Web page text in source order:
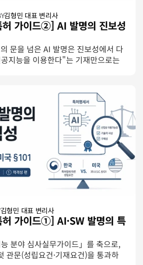
김형민 대표 변리사
허 가이드②] AI 발명의 진보성
문을 넘은 AI 발명은 진보성에서 다
지능을 이용한다"는 기재만으로는
김형민 대표 변리사
가이드①] AI·SW 발명의 특
분야 심사실무가이드」를 축으로,
관문(성립요건·기재요건)을 통과하